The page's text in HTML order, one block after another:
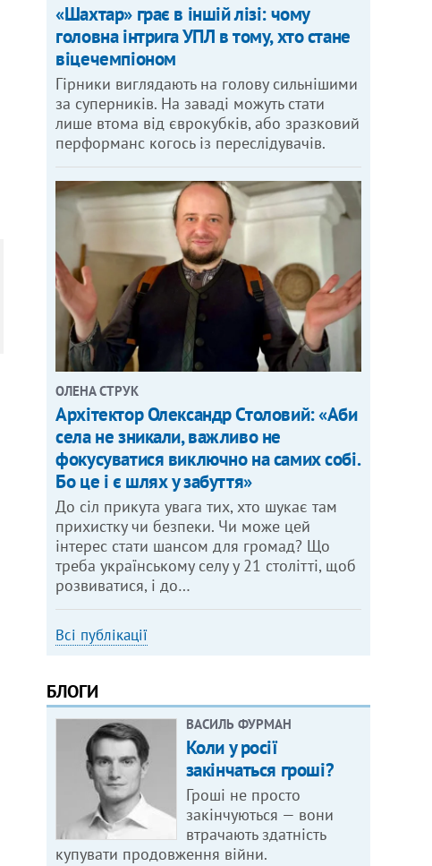
«Шахтар» грає в іншій лізі: чому
головна інтрига УПЛ в тому, хто стане
віцечемпіоном
Гірники виглядають на голову сильнішими
за суперників. На заваді можуть стати
лише втома від єврокубків, або зразковий
перформанс когось із переслідувачів.
ОЛЕНА СТРУК
Архітектор Олександр Столовий: «Аби
села не зникали, важливо не
фокусуватися виключно на самих собі.
Бо це і є шлях у забуття»
До сіл прикута увага тих, хто шукає там
прихистку чи безпеки. Чи може цей
інтерес стати шансом для громад? Що
треба українському селу у 21 столітті, щоб
розвиватися, і до…
Всі публікації
БЛОГИ
ВАСИЛЬ ФУРМАН
Коли у росії
закінчаться гроші?
Гроші не просто
закінчуються — вони
втрачають здатність
купувати продовження війни.